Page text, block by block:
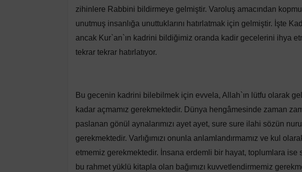
zihinlere Rabbini bildirmeye gelmiştir. Varoluş amacından
unutmuş insanlığa unuttuklarını hatırlatmak için gelmiştir. İşte
ancak Kur`an`ın kadrini bildiğimiz oranda kadir gecelerini ihya
tekrar tekrar hatırlatıyor.
Bu gecenin kadrini bilebilmek için evvela, Allah`ın lütfu olarak
kadar açmamız gerekmektedir. Dünya hengâmesinde zaman
paslanan gönül aynalarımızı ayet ayet, sure sure ilahi sözün
gerekmektedir. Varlığımızı onunla anlamlandırmamız ve kul
etmemiz gerekmektedir. İnsana erdemli bir hayat, toplumlara ise
bu rahmet yüklü kitapla olan bağımızı kuvvetlendirmemiz